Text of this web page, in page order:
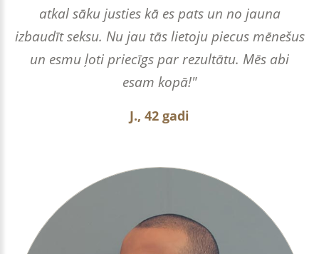
atkal sāku justies kā es pats un no jauna
izbaudīt seksu. Nu jau tās lietoju piecus mēnešus
un esmu ļoti priecīgs par rezultātu. Mēs abi
esam kopā!"
J., 42 gadi